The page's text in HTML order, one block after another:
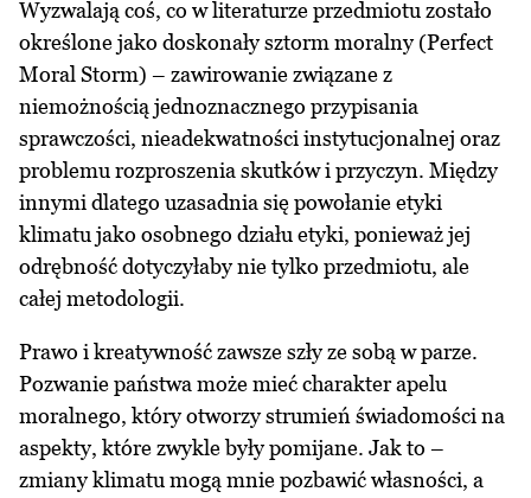
Wyzwalają coś, co w literaturze przedmiotu zostało
określone jako doskonały sztorm moralny (Perfect
Moral Storm) – zawirowanie związane z
niemożnością jednoznacznego przypisania
sprawczości, nieadekwatności instytucjonalnej oraz
problemu rozproszenia skutków i przyczyn. Między
innymi dlatego uzasadnia się powołanie etyki
klimatu jako osobnego działu etyki, ponieważ jej
odrębność dotyczyłaby nie tylko przedmiotu, ale
całej metodologii.
Prawo i kreatywność zawsze szły ze sobą w parze.
Pozwanie państwa może mieć charakter apelu
moralnego, który otworzy strumień świadomości na
aspekty, które zwykle były pomijane. Jak to –
zmiany klimatu mogą mnie pozbawić własności, a